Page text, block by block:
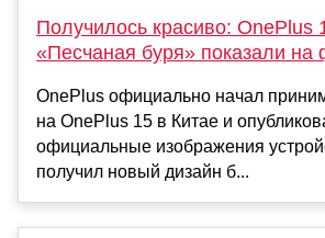
Получилось красиво: OnePlus
«Песчаная буря» показали на
OnePlus официально начал
на OnePlus 15 в Китае и
официальные изображения
получил новый дизайн б...